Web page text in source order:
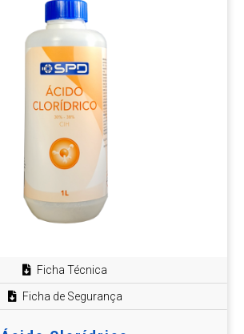
Ficha Técnica
Ficha de Segurança